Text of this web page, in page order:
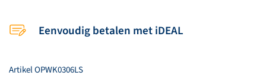
Eenvoudig betalen met iDEAL
ArtikelOPWK0306LS